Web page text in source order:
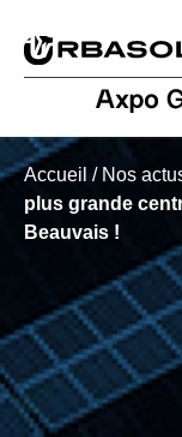
Accueil / Nos
plus grande
Beauvais !